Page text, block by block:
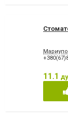
11.1